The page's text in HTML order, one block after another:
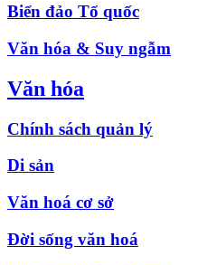
Biển đảo Tổ quốc
Văn hóa & Suy ngẫm
Văn hóa
Chính sách quản lý
Di sản
Văn hoá cơ sở
Đời sống văn hoá